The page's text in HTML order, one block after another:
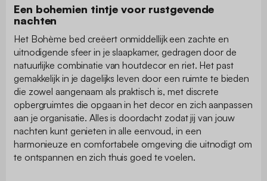
Een bohemien tintje voor rustgevende
nachten
Het Bohème bed creëert onmiddellijk een zachte en
uitnodigende sfeer in je slaapkamer, gedragen door de
natuurlijke combinatie van houtdecor en riet. Het past
gemakkelijk in je dagelijks leven door een ruimte te bieden
die zowel aangenaam als praktisch is, met discrete
opbergruimtes die opgaan in het decor en zich aanpassen
aan je organisatie. Alles is doordacht zodat jij van jouw
nachten kunt genieten in alle eenvoud, in een
harmonieuze en comfortabele omgeving die uitnodigt om
te ontspannen en zich thuis goed te voelen.